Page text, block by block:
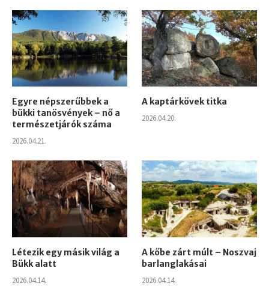
Egyre népszerűbbek a
bükki tanösvények – nő a
természetjárók száma
2026.04.21.
A kaptárkövek titka
2026.04.20.
Létezik egy másik világ a
Bükk alatt
2026.04.14.
A kőbe zárt múlt – Noszvaj
barlanglakásai
2026.04.14.